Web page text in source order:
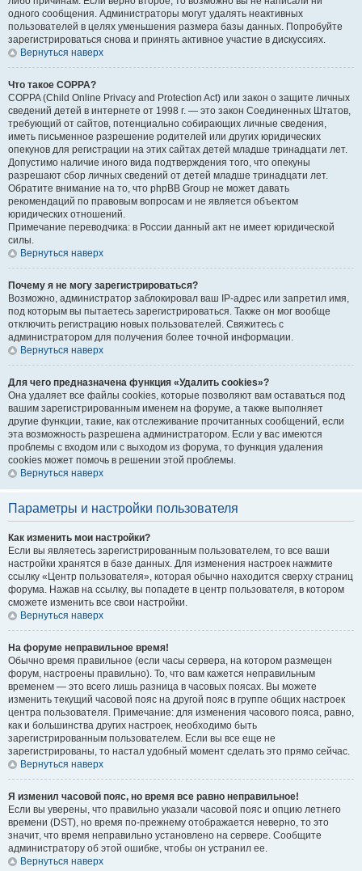
одного сообщения. Администраторы могут удалять неактивных
пользователей в целях уменьшения размера базы данных. Попробуйте
зарегистрироваться снова и принять активное участие в дискуссиях.
Вернуться наверх
Что такое COPPA?
COPPA (Child Online Privacy and Protection Act) или закон о защите личных
сведений детей в интернете от 1998 г. — это закон Соединенных Штатов,
требующий от сайтов, потенциально собирающих личные сведения,
иметь письменное разрешение родителей или других юридических
опекунов для регистрации на этих сайтах детей младше тринадцати лет.
Допустимо наличие иного вида подтверждения того, что опекуны
разрешают сбор личных сведений от детей младше тринадцати лет.
Обратите внимание на то, что phpBB Group не может давать
рекомендаций по правовым вопросам и не является объектом
юридических отношений.
Примечание переводчика: в России данный акт не имеет юридической
силы.
Вернуться наверх
Почему я не могу зарегистрироваться?
Возможно, администратор заблокировал ваш IP-адрес или запретил имя,
под которым вы пытаетесь зарегистрироваться. Также он мог вообще
отключить регистрацию новых пользователей. Свяжитесь с
администратором для получения более точной информации.
Вернуться наверх
Для чего предназначена функция «Удалить cookies»?
Она удаляет все файлы cookies, которые позволяют вам оставаться под
вашим зарегистрированным именем на форуме, а также выполняет
другие функции, такие, как отслеживание прочитанных сообщений, если
эта возможность разрешена администратором. Если у вас имеются
проблемы с входом или с выходом из форума, то функция удаления
cookies может помочь в решении этой проблемы.
Вернуться наверх
Параметры и настройки пользователя
Как изменить мои настройки?
Если вы являетесь зарегистрированным пользователем, то все ваши
настройки хранятся в базе данных. Для изменения настроек нажмите
ссылку «Центр пользователя», которая обычно находится сверху страниц
форума. Нажав на ссылку, вы попадете в центр пользователя, в котором
сможете изменить все свои настройки.
Вернуться наверх
На форуме неправильное время!
Обычно время правильное (если часы сервера, на котором размещен
форум, настроены правильно). То, что вам кажется неправильным
временем — это всего лишь разница в часовых поясах. Вы можете
изменить текущий часовой пояс на другой пояс в группе общих настроек
центра пользователя. Примечание: для изменения часового пояса, равно,
как и большинства других настроек, необходимо быть
зарегистрированным пользователем. Если вы все еще не
зарегистрированы, то настал удобный момент сделать это прямо сейчас.
Вернуться наверх
Я изменил часовой пояс, но время все равно неправильное!
Если вы уверены, что правильно указали часовой пояс и опцию летнего
времени (DST), но время по-прежнему отображается неверно, то это
значит, что время неправильно установлено на сервере. Сообщите
администратору об этой ошибке, чтобы он устранил ее.
Вернуться наверх